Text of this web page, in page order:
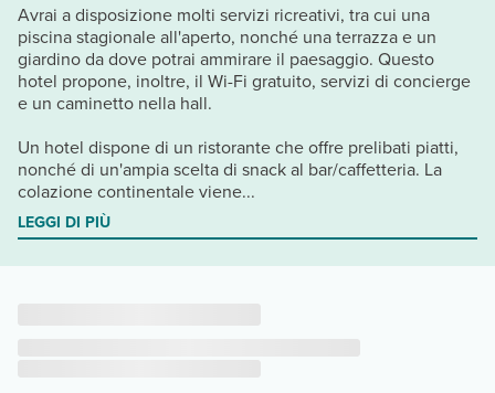
Avrai a disposizione molti servizi ricreativi, tra cui una
piscina stagionale all'aperto, nonché una terrazza e un
giardino da dove potrai ammirare il paesaggio. Questo
hotel propone, inoltre, il Wi-Fi gratuito, servizi di concierge
e un caminetto nella hall.
Un hotel dispone di un ristorante che offre prelibati piatti,
nonché di un'ampia scelta di snack al bar/caffetteria. La
colazione continentale viene...
LEGGI DI PIÙ